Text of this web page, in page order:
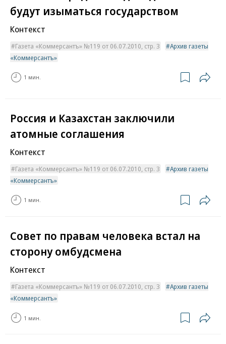
будут изыматься государством
Контекст
Газета «Коммерсантъ» №119 от 06.07.2010, стр. 3
Архив газеты
«Коммерсантъ»
1 мин.
Россия и Казахстан заключили
атомные соглашения
Контекст
Газета «Коммерсантъ» №119 от 06.07.2010, стр. 3
Архив газеты
«Коммерсантъ»
1 мин.
Совет по правам человека встал на
сторону омбудсмена
Контекст
Газета «Коммерсантъ» №119 от 06.07.2010, стр. 3
Архив газеты
«Коммерсантъ»
1 мин.